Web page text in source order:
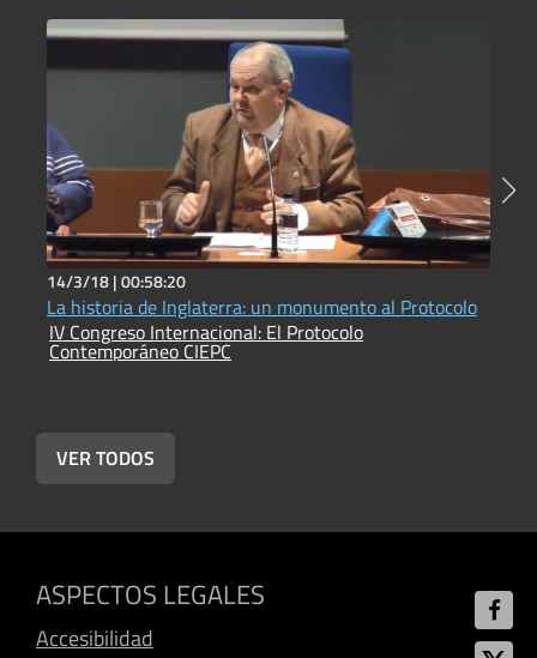
14/3/18 |00:58:20
La historia de Inglaterra: un monumento al Protocolo
IV Congreso Internacional: El Protocolo
Contemporáneo CIEPC
VER TODOS
ASPECTOS LEGALES
Accesibilidad